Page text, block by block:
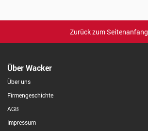
Zurück zum Seitenanfang
Über Wacker
Über uns
Firmengeschichte
AGB
Impressum